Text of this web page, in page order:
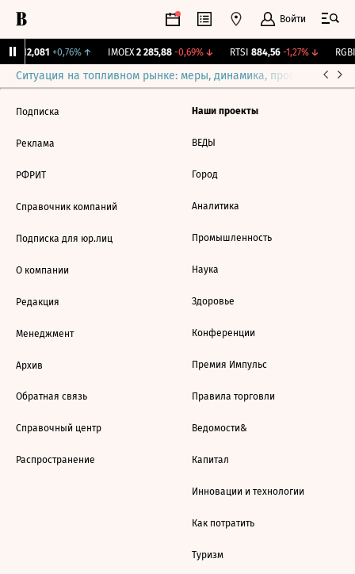
Войти
12,081 +0,76%↑ IMOEX 2 285,88 -0,69%↓ RTSI 884,56 -1,27%↓ RGBI
Ситуация на топливном рынке: меры, динамика, прогнозы
Подписка
Реклама
РФРИТ
Справочник компаний
Подписка для юр.лиц
О компании
Редакция
Менеджмент
Архив
Обратная связь
Справочный центр
Распространение
Наши проекты
ВЕДЫ
Город
Аналитика
Промышленность
Наука
Здоровье
Конференции
Премия Импульс
Правила торговли
Ведомости&
Капитал
Инновации и технологии
Как потратить
Туризм